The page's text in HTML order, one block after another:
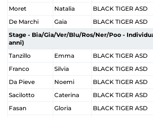
Moret Natalia BLACK TIGER ASD
De Marchi
Gaia BLACK TIGER ASD
Stage - Bia/Gia/Ver/Blu/Ros/Ner/Poo -
anni)
Tanzillo
Emma BLACK TIGER ASD
Franco
Silvia BLACK TIGER ASD
Da Pieve
Noemi BLACK TIGER ASD
Sacilotto
Caterina BLACK TIGER ASD
Fasan
Gloria BLACK TIGER ASD